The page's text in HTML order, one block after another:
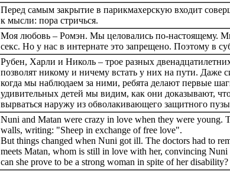
Перед самым закрытие в парикмахерскую входит
к мысли: пора стричься.
Моя любовь – Ромэн. Мы целовались по-настоящему.
секс. Но у нас в интернате это запрещено. Поэтому в
Рубен, Харли и Николь – трое разных
позволят никому и ничему встать у них на пути. Даже
когда мы наблюдаем за ними, ребята делают первые
удивительных детей мы видим, как они доказывают,
вырваться наружу из обволакивающего защитного
Nuni and Matan were crazy in love when they were young.
walls, writing: "Sheep in exchange of free love".
But things changed when Nuni got ill. The doctors had to
meets Matan, whom is still in love with her, convincing
can she prove to be a strong woman in spite of her disability?